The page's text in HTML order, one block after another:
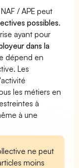
/ APE peut
possibles.
ayant pour
dans la
dépend en
Les
les métiers en
à
à une
ne peut
moins